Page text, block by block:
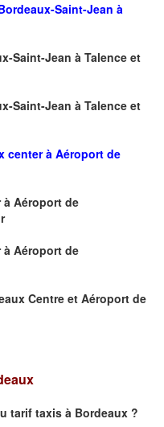
Saint-Jean à
Saint-Jean à Talence et
Saint-Jean à Talence et
center à Aéroport de
à Aéroport de
à Aéroport de
Centre et Aéroport de
tarif taxis à Bordeaux ?